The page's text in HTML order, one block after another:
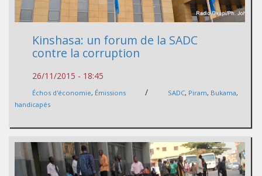
Kinshasa: un forum de la SADC
contre la corruption
26/11/2015 - 18:45
Échos d'économie, Émissions / SADC, Piram, Bukama,
handicapés